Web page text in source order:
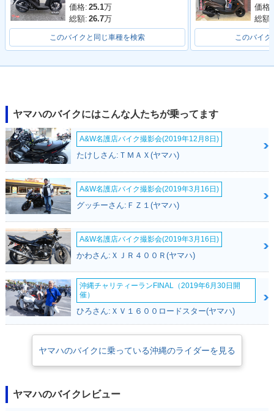
価格: 25.1万
総額: 26.7万
このバイクと同じ車種を検索
価格:
総額:
このバイク
ヤマハのバイクにはこんな人たちが乗ってます
A&W名護店バイク撮影会(2019年12月8日)
たけしさん:ＴＭＡＸ(ヤマハ)
A&W名護店バイク撮影会(2019年3月16日)
グッチーさん:ＦＺ１(ヤマハ)
A&W名護店バイク撮影会(2019年3月16日)
かわさん:ＸＪＲ４００Ｒ(ヤマハ)
沖縄チャリティーランFINAL（2019年6月30日開
催）
ひろさん:ＸＶ１６００ロードスター(ヤマハ)
ヤマハのバイクに乗っている沖縄のライダーを見る
ヤマハのバイクレビュー